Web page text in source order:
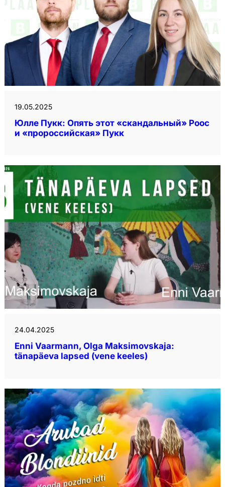
19.05.2025
Юлле Пукк: Опять этот «скандальный» Роос
и «пророссийская» Пукк
24.04.2025
Enni Vaarmann, Olga Maksimovskaja:
tänapäeva lapsed (vene keeles)